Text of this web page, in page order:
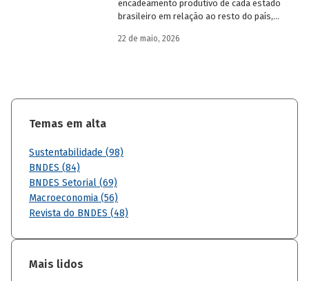
encadeamento produtivo de cada estado
brasileiro em relação ao resto do país,
quanto o estímulo a um estado ou setor
22 de maio, 2026
Temas em alta
Sustentabilidade (98)
BNDES (84)
BNDES Setorial (69)
Macroeconomia (56)
Revista do BNDES (48)
Mais lidos